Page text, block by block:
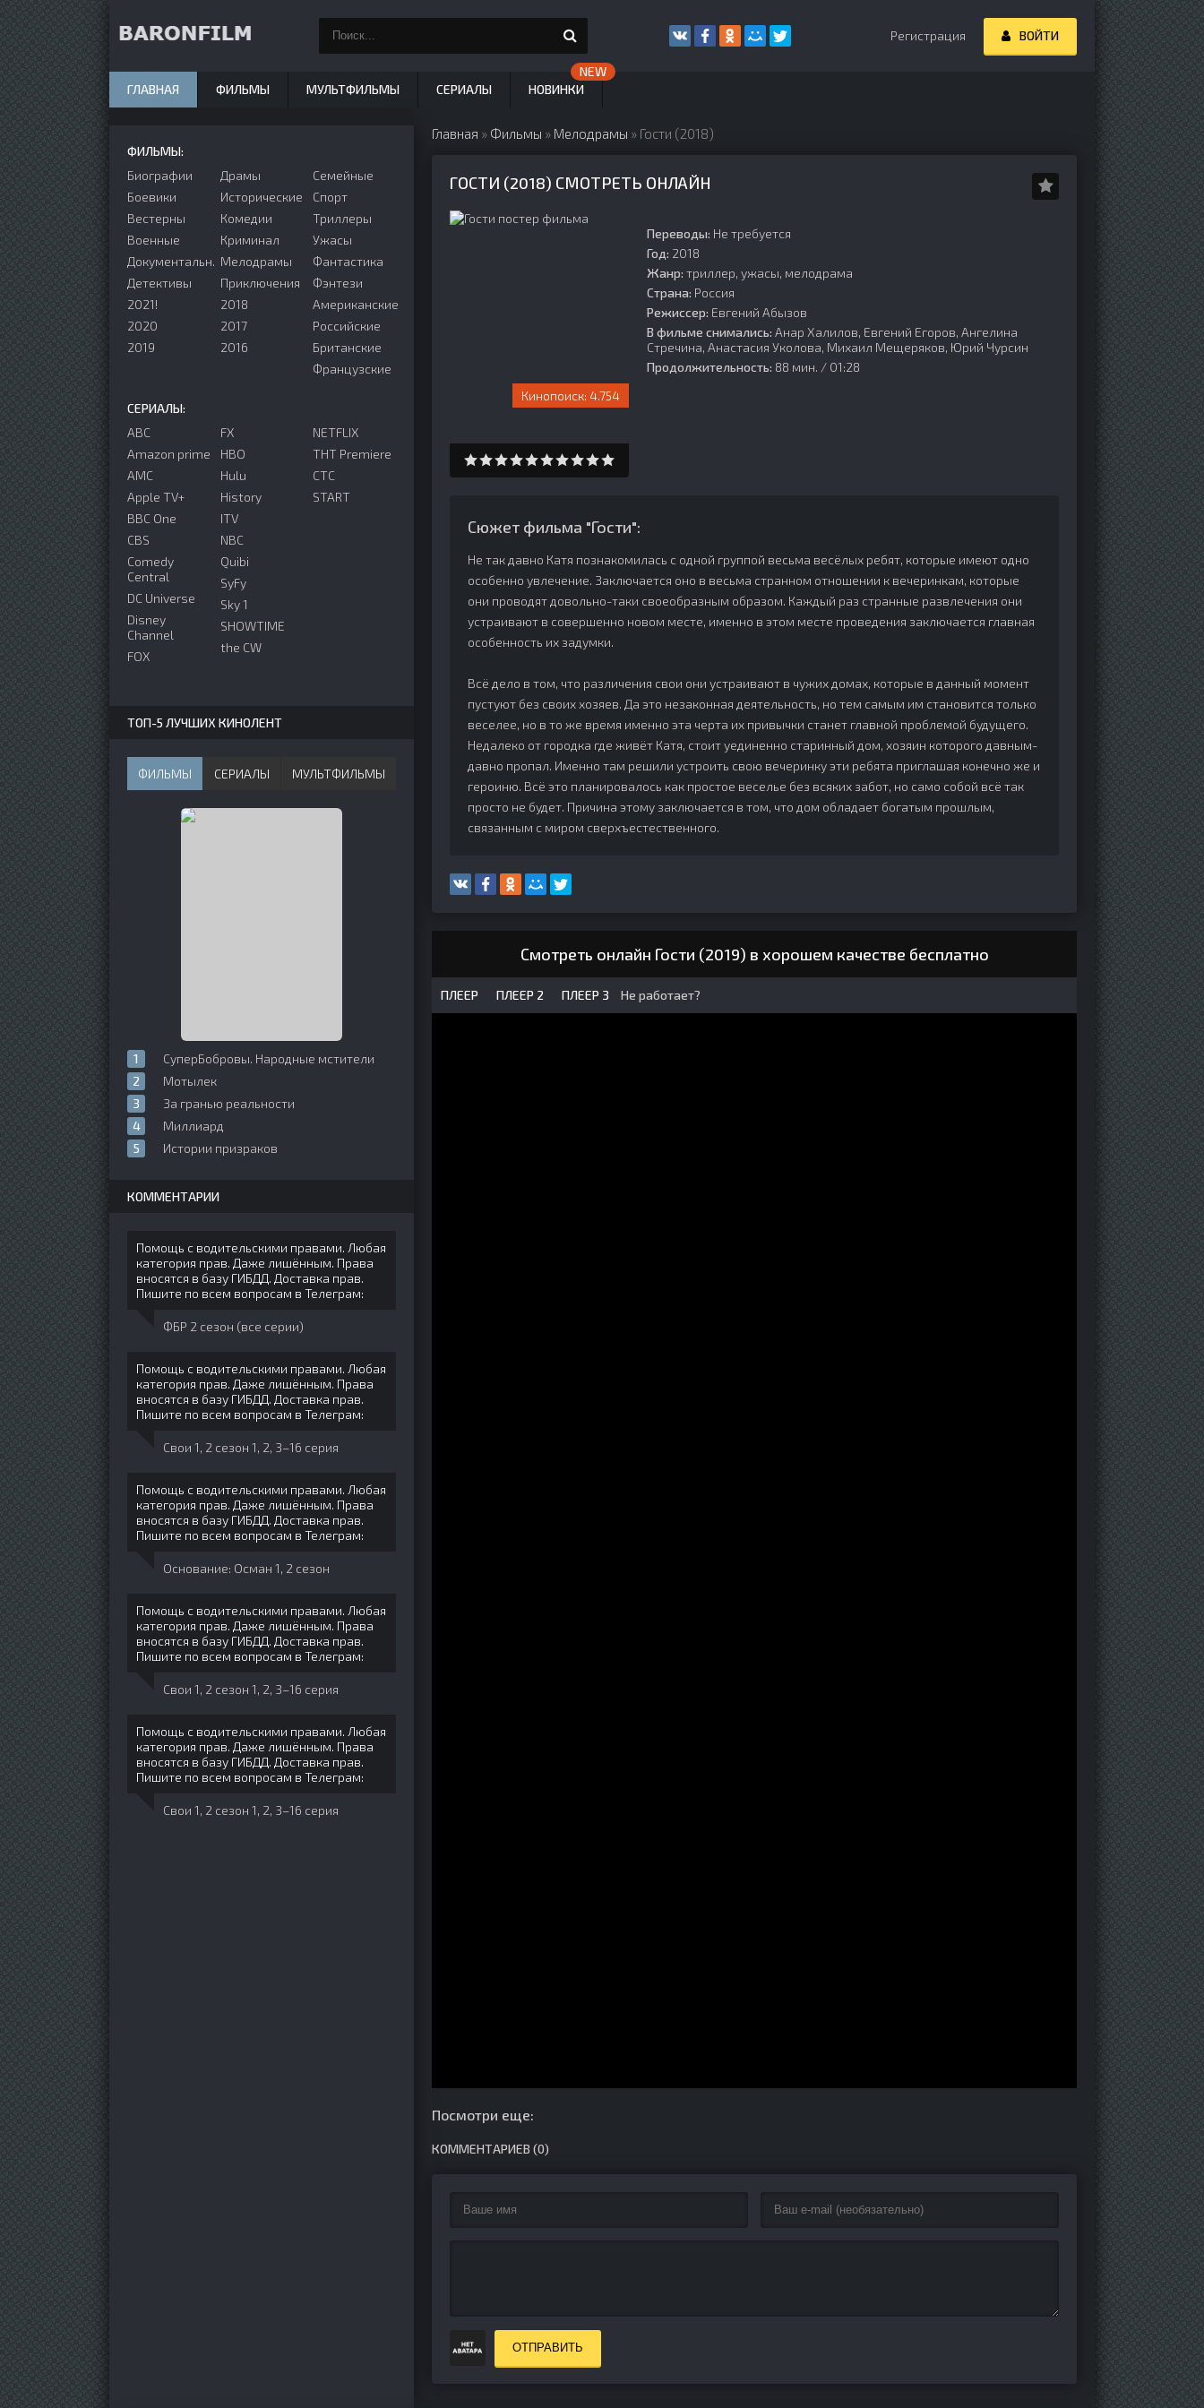
Регистрация ВОЙТИ
Главная » Фильмы » Мелодрамы » Гости (2018)
ГОСТИ (2018) СМОТРЕТЬ ОНЛАЙН
4.754
Переводы: Не требуется
Год: 2018
Жанр: триллер, ужасы, мелодрама
Страна: Россия
Режиссер: Евгений Абызов
В фильме снимались: Анар Халилов, Евгений Егоров, Ангелина
Стречина, Анастасия Уколова, Михаил Мещеряков, Юрий Чурсин
Продолжительность: 88 мин. / 01:28
Сюжет фильма "Гости":
Не так давно Катя познакомилась с одной группой весьма весёлых ребят, которые имеют одно
особенно увлечение. Заключается оно в весьма странном отношении к вечеринкам, которые
они проводят довольно-таки своеобразным образом. Каждый раз странные развлечения они
устраивают в совершенно новом месте, именно в этом месте проведения заключается главная
особенность их задумки.
Всё дело в том, что различения свои они устраивают в чужих домах, которые в данный момент
пустуют без своих хозяев. Да это незаконная деятельность, но тем самым им становится только
веселее, но в то же время именно эта черта их привычки станет главной проблемой будущего.
Недалеко от городка где живёт Катя, стоит уединенно старинный дом, хозяин которого давным-
давно пропал. Именно там решили устроить свою вечеринку эти ребята приглашая конечно же и
героиню. Всё это планировалось как простое веселье без всяких забот, но само собой всё так
просто не будет. Причина этому заключается в том, что дом обладает богатым прошлым,
связанным с миром сверхъестественного.
Смотреть онлайн Гости (2019) в хорошем качестве бесплатно
ПЛЕЕР ПЛЕЕР 2 ПЛЕЕР 3 Не работает?
Посмотри еще:
КОММЕНТАРИЕВ (0)
ОТПРАВИТЬ
ФИЛЬМЫ:
Биографии
Боевики
Вестерны
Военные
Документальн.
Детективы
2021!
2020
2019
Драмы
Исторические
Комедии
Криминал
Мелодрамы
Приключения
2018
2017
2016
Семейные
Спорт
Триллеры
Ужасы
Фантастика
Фэнтези
Американские
Российские
Британские
Французские
СЕРИАЛЫ:
ABC
Amazon prime
AMC
Apple TV+
BBC One
CBS
Comedy
Central
DC Universe
Disney
Channel
FOX
FX
HBO
Hulu
History
ITV
NBC
Quibi
SyFy
Sky 1
SHOWTIME
the CW
NETFLIX
ТНТ Premiere
СТС
START
ТОП-5 ЛУЧШИХ КИНОЛЕНТ
ФИЛЬМЫ СЕРИАЛЫ МУЛЬТФИЛЬМЫ
СуперБобровы. Народные мстители
Мотылек
За гранью реальности
Миллиард
Истории призраков
КОММЕНТАРИИ
Помощь с водительскими правами. Любая
категория прав. Даже лишённым. Права
вносятся в базу ГИБДД. Доставка прав.
Пишите по всем вопросам в Телеграм:
ФБР 2 сезон (все серии)
Помощь с водительскими правами. Любая
категория прав. Даже лишённым. Права
вносятся в базу ГИБДД. Доставка прав.
Пишите по всем вопросам в Телеграм:
Свои 1, 2 сезон 1, 2, 3–16 серия
Помощь с водительскими правами. Любая
категория прав. Даже лишённым. Права
вносятся в базу ГИБДД. Доставка прав.
Пишите по всем вопросам в Телеграм:
Основание: Осман 1, 2 сезон
Помощь с водительскими правами. Любая
категория прав. Даже лишённым. Права
вносятся в базу ГИБДД. Доставка прав.
Пишите по всем вопросам в Телеграм:
Свои 1, 2 сезон 1, 2, 3–16 серия
Помощь с водительскими правами. Любая
категория прав. Даже лишённым. Права
вносятся в базу ГИБДД. Доставка прав.
Пишите по всем вопросам в Телеграм:
Свои 1, 2 сезон 1, 2, 3–16 серия
ГЛАВНАЯ ФИЛЬМЫ МУЛЬТФИЛЬМЫ СЕРИАЛЫ НОВИНКИ